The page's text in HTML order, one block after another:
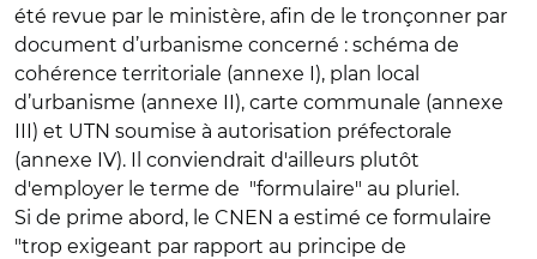
été revue par le ministère, afin de le tronçonner par
document d’urbanisme concerné : schéma de
cohérence territoriale (annexe I), plan local
d’urbanisme (annexe II), carte communale (annexe
III) et UTN soumise à autorisation préfectorale
(annexe IV). Il conviendrait d'ailleurs plutôt
d'employer le terme de "formulaire" au pluriel.
Si de prime abord, le CNEN a estimé ce formulaire
"trop exigeant par rapport au principe de